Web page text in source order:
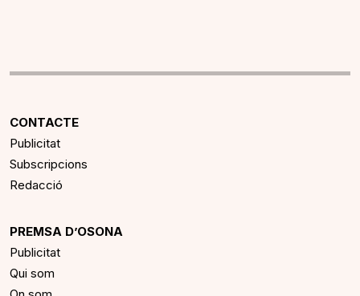
CONTACTE
Publicitat
Subscripcions
Redacció
PREMSA D’OSONA
Publicitat
Qui som